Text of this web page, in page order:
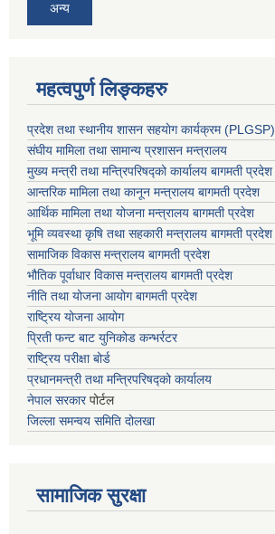
अन्य
महत्वपुर्ण लिङ्कहरु
प्रदेश तथा स्थानीय शासन सहयाेग कार्यक्रम (PLGSP)
संघीय मामिला तथा सामान्य प्रशासन मन्त्रालय
मुख्य मन्त्री तथा मन्त्रिपरिषद्को कार्यालय बागमती प्रदेश
आन्तरिक मामिला तथा कानून मन्त्रालय बागमती प्रदेश
आर्थिक मामिला तथा योजना मन्त्रालय बागमती प्रदेश
भूमि व्यवस्था कृषि तथा सहकारी मन्त्रालय बागमती प्रदेश
सामाजिक विकास मन्त्रालय बागमती प्रदेश
भौतिक पूर्वाधार विकास मन्त्रालय बागमती प्रदेश
नीति तथा योजना आयोग बागमती प्रदेश
राष्ट्रिय योजना आयोग
प्रिती फन्ट बाट युनिकोड कन्भर्रटर
राष्ट्रिय परीक्षा बोर्ड
प्रधानमन्त्री तथा मन्त्रिपरिषद्को कार्यालय
नेपाल सरकारपोर्टल
जिल्ला समन्वय समिति दोलखा
सामाजिक सुरक्षा